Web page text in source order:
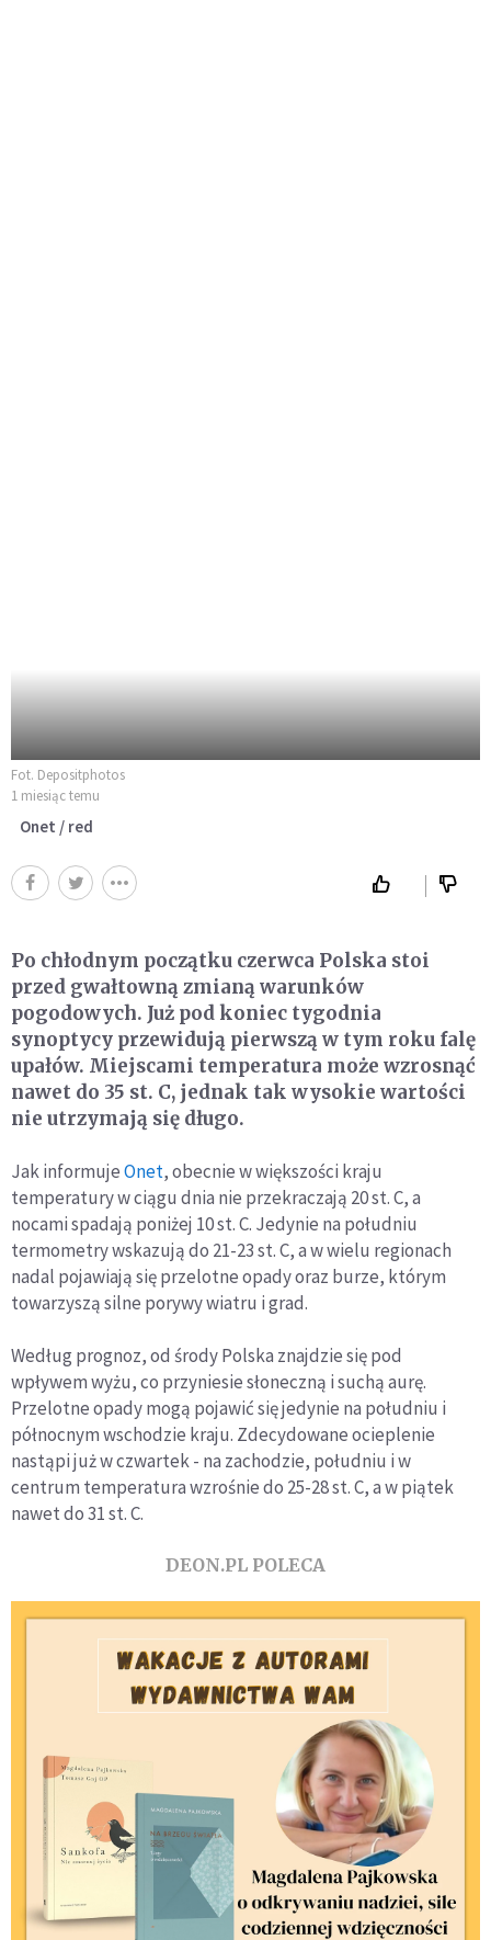
Fot. Depositphotos
1 miesiąc temu
Onet / red
Po chłodnym początku czerwca Polska stoi
przed gwałtowną zmianą warunków
pogodowych. Już pod koniec tygodnia
synoptycy przewidują pierwszą w tym roku falę
upałów. Miejscami temperatura może wzrosnąć
nawet do 35 st. C, jednak tak wysokie wartości
nie utrzymają się długo.
Jak informujeOnet, obecnie w większości kraju
temperatury w ciągu dnia nie przekraczają 20 st. C, a
nocami spadają poniżej 10 st. C. Jedynie na południu
termometry wskazują do 21-23 st. C, a w wielu regionach
nadal pojawiają się przelotne opady oraz burze, którym
towarzyszą silne porywy wiatru i grad.
Według prognoz, od środy Polska znajdzie się pod
wpływem wyżu, co przyniesie słoneczną i suchą aurę.
Przelotne opady mogą pojawić się jedynie na południu i
północnym wschodzie kraju. Zdecydowane ocieplenie
nastąpi już w czwartek - na zachodzie, południu i w
centrum temperatura wzrośnie do 25-28 st. C, a w piątek
nawet do 31 st. C.
DEON.PL POLECA